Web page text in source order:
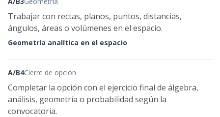
Trabajar con rectas, planos, puntos, distancias,
ángulos, áreas o volúmenes en el espacio.
Geometría analítica en el espacio
A/B4Cierre de opción
Completar la opción con el ejercicio final de álgebra,
análisis, geometría o probabilidad según la
convocatoria.